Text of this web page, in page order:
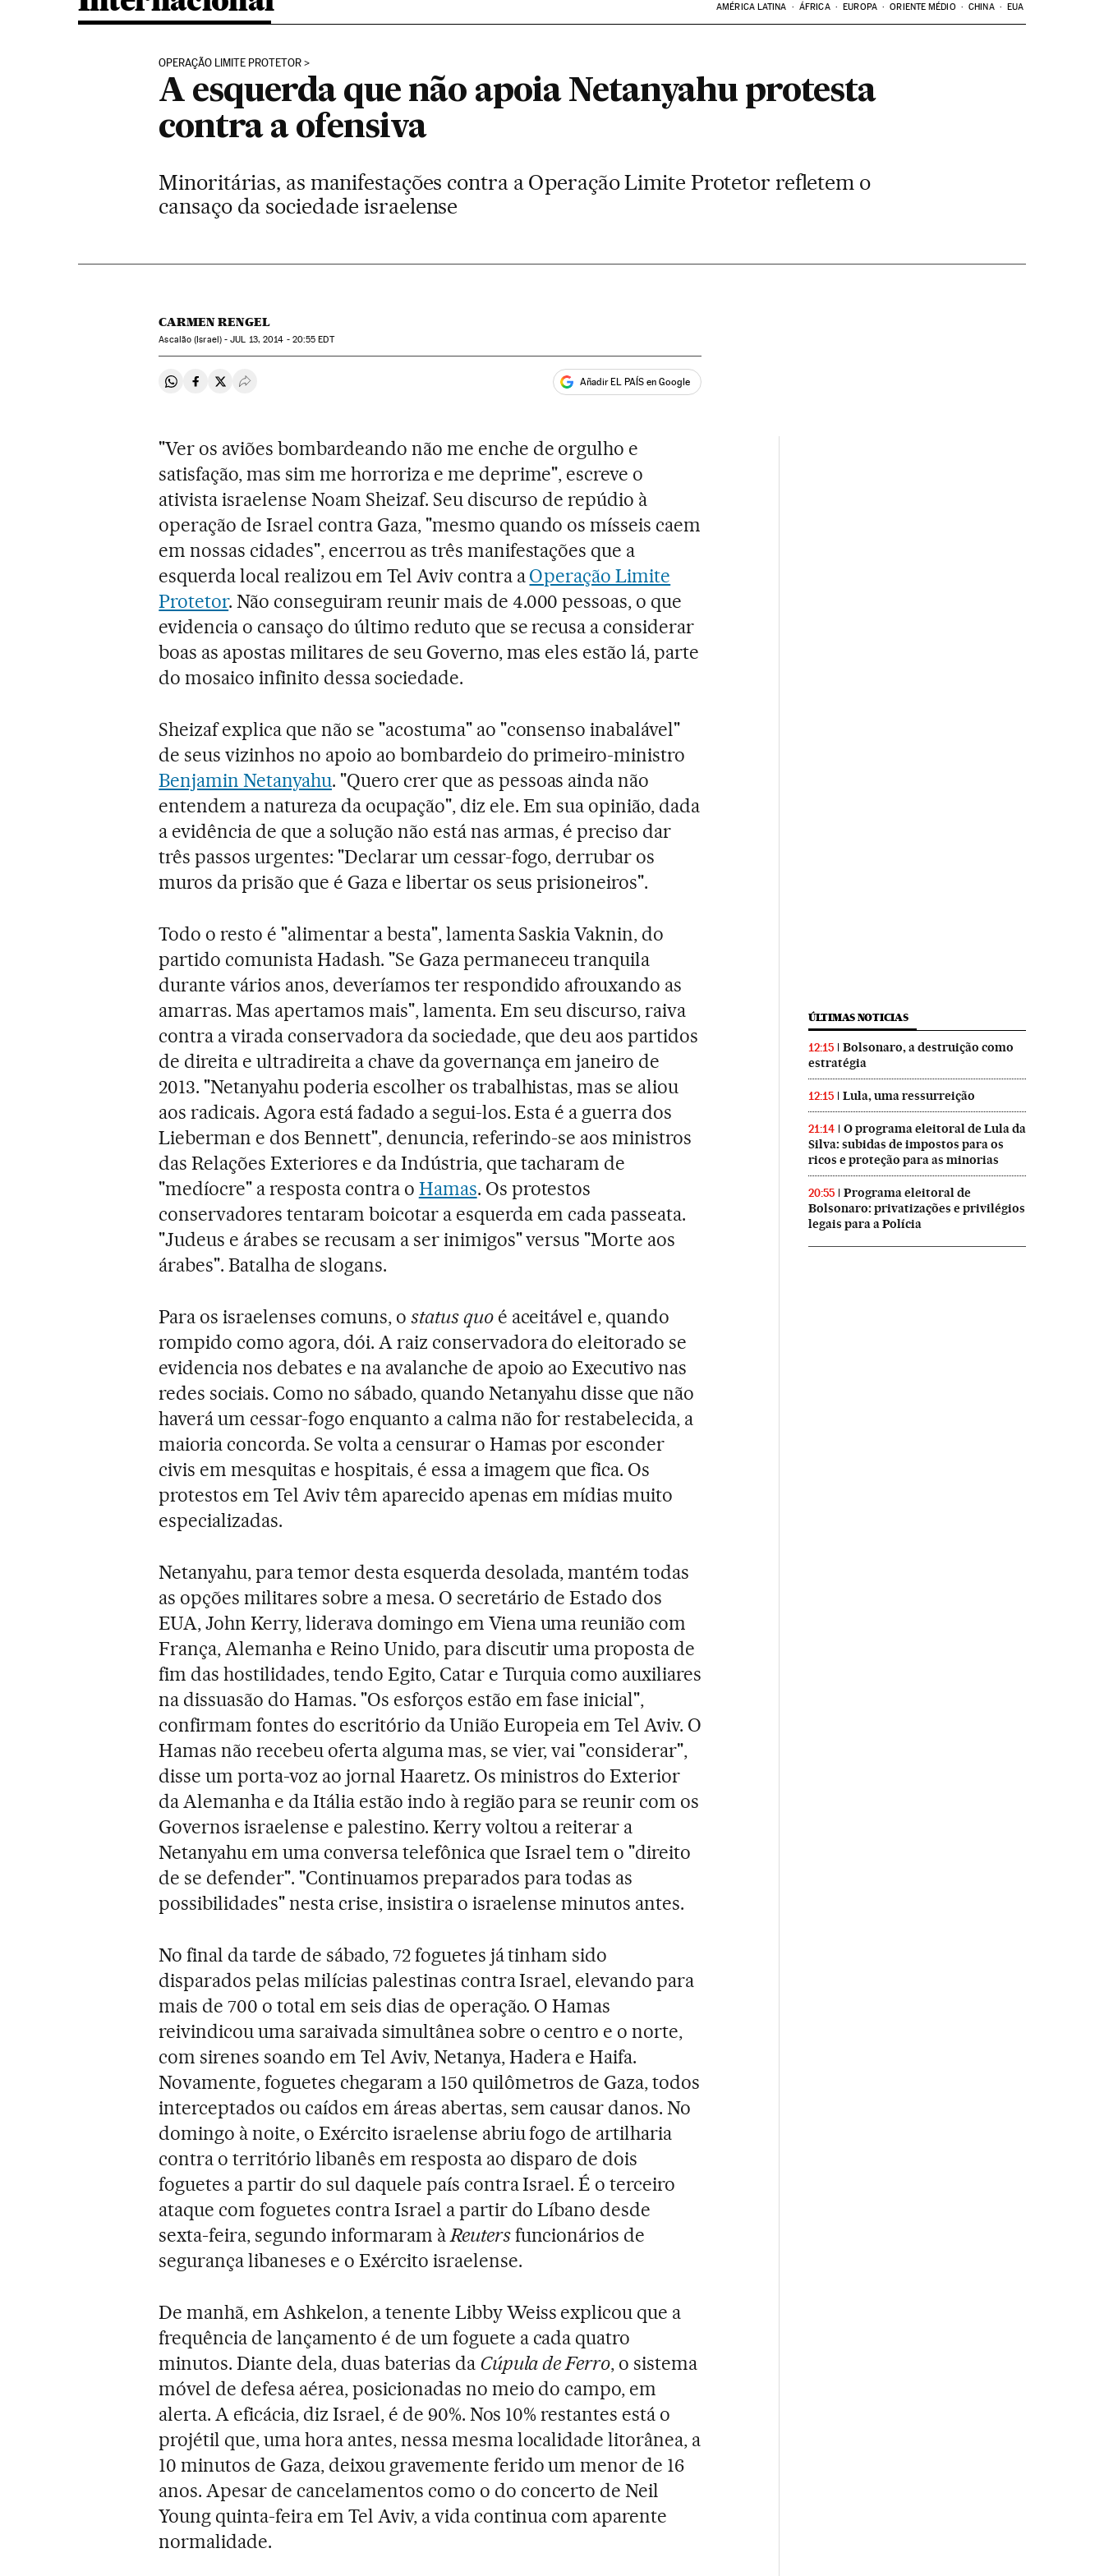
AMÉRICA LATINA ÁFRICA EUROPA ORIENTE MÉDIO CHINA EUA
OPERAÇÃO LIMITE PROTETOR
A esquerda que não apoia Netanyahu protesta
contra a ofensiva
Minoritárias, as manifestações contra a Operação Limite Protetor refletem o
cansaço da sociedade israelense
CARMEN RENGEL
Ascalão (Israel) -JUL 13, 2014 - 20:55 EDT
Compartir en Whatsapp
Compartir en Facebook
Compartir en Twitter
Desplegar Redes Sociales Añadir EL PAÍS en Google
"Ver os aviões bombardeando não me enche de orgulho e
satisfação, mas sim me horroriza e me deprime", escreve o
ativista israelense Noam Sheizaf. Seu discurso de repúdio à
operação de Israel contra Gaza, "mesmo quando os mísseis caem
em nossas cidades", encerrou as três manifestações que a
esquerda local realizou em Tel Aviv contra aOperação Limite
Protetor. Não conseguiram reunir mais de 4.000 pessoas, o que
evidencia o cansaço do último reduto que se recusa a considerar
boas as apostas militares de seu Governo, mas eles estão lá, parte
do mosaico infinito dessa sociedade.
Sheizaf explica que não se "acostuma" ao "consenso inabalável"
de seus vizinhos no apoio ao bombardeio do primeiro-ministro
Benjamin Netanyahu. "Quero crer que as pessoas ainda não
entendem a natureza da ocupação", diz ele. Em sua opinião, dada
a evidência de que a solução não está nas armas, é preciso dar
três passos urgentes: "Declarar um cessar-fogo, derrubar os
muros da prisão que é Gaza e libertar os seus prisioneiros".
Todo o resto é "alimentar a besta", lamenta Saskia Vaknin, do
partido comunista Hadash. "Se Gaza permaneceu tranquila
durante vários anos, deveríamos ter respondido afrouxando as
amarras. Mas apertamos mais", lamenta. Em seu discurso, raiva
contra a virada conservadora da sociedade, que deu aos partidos
de direita e ultradireita a chave da governança em janeiro de
2013. "Netanyahu poderia escolher os trabalhistas, mas se aliou
aos radicais. Agora está fadado a segui-los. Esta é a guerra dos
Lieberman e dos Bennett", denuncia, referindo-se aos ministros
das Relações Exteriores e da Indústria, que tacharam de
"medíocre" a resposta contra o Hamas. Os protestos
conservadores tentaram boicotar a esquerda em cada passeata.
"Judeus e árabes se recusam a ser inimigos" versus "Morte aos
árabes". Batalha de slogans.
Para os israelenses comuns, o status quoé aceitável e, quando
rompido como agora, dói. A raiz conservadora do eleitorado se
evidencia nos debates e na avalanche de apoio ao Executivo nas
redes sociais. Como no sábado, quando Netanyahu disse que não
haverá um cessar-fogo enquanto a calma não for restabelecida, a
maioria concorda. Se volta a censurar o Hamas por esconder
civis em mesquitas e hospitais, é essa a imagem que fica. Os
protestos em Tel Aviv têm aparecido apenas em mídias muito
especializadas.
Netanyahu, para temor desta esquerda desolada, mantém todas
as opções militares sobre a mesa. O secretário de Estado dos
EUA, John Kerry, liderava domingo em Viena uma reunião com
França, Alemanha e Reino Unido, para discutir uma proposta de
fim das hostilidades, tendo Egito, Catar e Turquia como auxiliares
na dissuasão do Hamas. "Os esforços estão em fase inicial",
confirmam fontes do escritório da União Europeia em Tel Aviv. O
Hamas não recebeu oferta alguma mas, se vier, vai "considerar",
disse um porta-voz ao jornal Haaretz. Os ministros do Exterior
da Alemanha e da Itália estão indo à região para se reunir com os
Governos israelense e palestino. Kerry voltou a reiterar a
Netanyahu em uma conversa telefônica que Israel tem o "direito
de se defender". "Continuamos preparados para todas as
possibilidades" nesta crise, insistira o israelense minutos antes.
No final da tarde de sábado, 72 foguetes já tinham sido
disparados pelas milícias palestinas contra Israel, elevando para
mais de 700 o total em seis dias de operação. O Hamas
reivindicou uma saraivada simultânea sobre o centro e o norte,
com sirenes soando em Tel Aviv, Netanya, Hadera e Haifa.
Novamente, foguetes chegaram a 150 quilômetros de Gaza, todos
interceptados ou caídos em áreas abertas, sem causar danos. No
domingo à noite, o Exército israelense abriu fogo de artilharia
contra o território libanês em resposta ao disparo de dois
foguetes a partir do sul daquele país contra Israel. É o terceiro
ataque com foguetes contra Israel a partir do Líbano desde
sexta-feira, segundo informaram àReutersfuncionários de
segurança libaneses e o Exército israelense.
De manhã, em Ashkelon, a tenente Libby Weiss explicou que a
frequência de lançamento é de um foguete a cada quatro
minutos. Diante dela, duas baterias da Cúpula de Ferro, o sistema
móvel de defesa aérea, posicionadas no meio do campo, em
alerta. A eficácia, diz Israel, é de 90%. Nos 10% restantes está o
projétil que, uma hora antes, nessa mesma localidade litorânea, a
10 minutos de Gaza, deixou gravemente ferido um menor de 16
anos. Apesar de cancelamentos como o do concerto de Neil
Young quinta-feira em Tel Aviv, a vida continua com aparente
normalidade.
ÚLTIMAS NOTICIAS
12:15
Bolsonaro, a destruição como
estratégia
12:15 Lula, uma ressurreição
21:14
O programa eleitoral de Lula da
Silva: subidas de impostos para os
ricos e proteção para as minorias
20:55
Programa eleitoral de
Bolsonaro: privatizações e privilégios
legais para a Polícia